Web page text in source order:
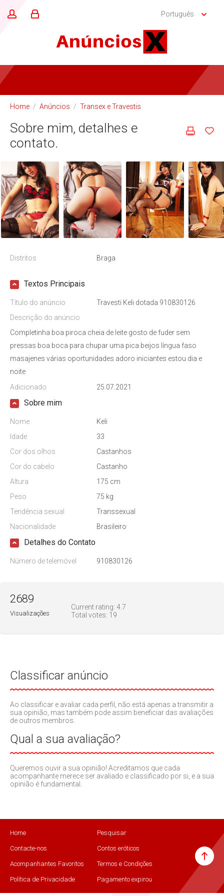
Português
Home / Anúncios / Transex e Travestis
Sobre mim, detalhes e
contato.
Distritos Braga
Textos Principais
Título do anúncio
Travesti Keli dotada 910830126
Descrição do anúncio
Completinha boa piroca cheia de leite gosto de fuder sem
pressas boa boca para chupar uma pica beijos língua faso
masajenes várias oportunidades adoro iniciantes estou dia e
noite
Adicionado
25.07.2021
Sobre mim
Nome
Keli
Idade
33
Cor dos olhos
Castanhos
Cor do cabelo
Castanho
Altura
175 cm
Peso
75 kg
Tendência sexual
Transsexual
Nacionalidade
Brasileiro
Detalhes do Contato
Número de telemóvel 910830126
Current rating: 4.7
Total votes: 19
2689
Visualizações
Classificar anúncio
Ao classificar e avaliar cada perfil, não está apenas a transmitir a
sua opinião, mas também pode assim beneficiar das avaliações
de outros membros.
Qual a sua avaliação?
Queremos ouvir a sua opinião! Acreditamos que cada
acompanhante merece ser avaliado e classificado por si, e a sua
opinião é fundamental.
Home Pesquisar
Contacte-nos Contos eróticos
Acompanhantes Favoritos Termos e Condições
Política de Privacidade Pagamento expirou